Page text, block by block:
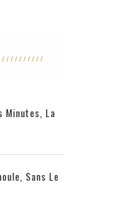
Minutes, La
Sans Le